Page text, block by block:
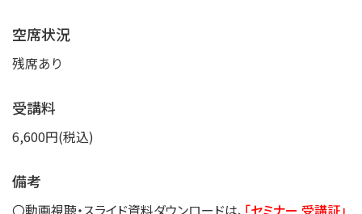
空席状況
残席あり
受講料
6,600円(税込)
備考